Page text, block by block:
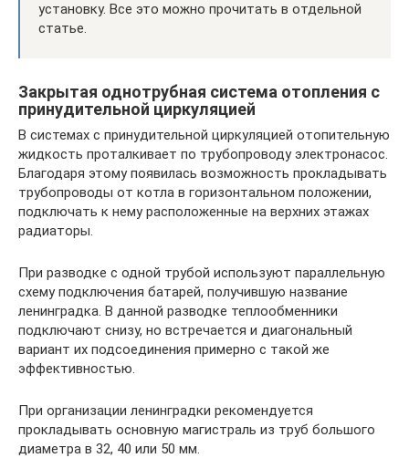
установку. Все это можно прочитать в отдельной
статье.
Закрытая однотрубная система отопления с
принудительной циркуляцией
В системах с принудительной циркуляцией отопительную
жидкость проталкивает по трубопроводу электронасос.
Благодаря этому появилась возможность прокладывать
трубопроводы от котла в горизонтальном положении,
подключать к нему расположенные на верхних этажах
радиаторы.
При разводке с одной трубой используют параллельную
схему подключения батарей, получившую название
ленинградка. В данной разводке теплообменники
подключают снизу, но встречается и диагональный
вариант их подсоединения примерно с такой же
эффективностью.
При организации ленинградки рекомендуется
прокладывать основную магистраль из труб большого
диаметра в 32, 40 или 50 мм.